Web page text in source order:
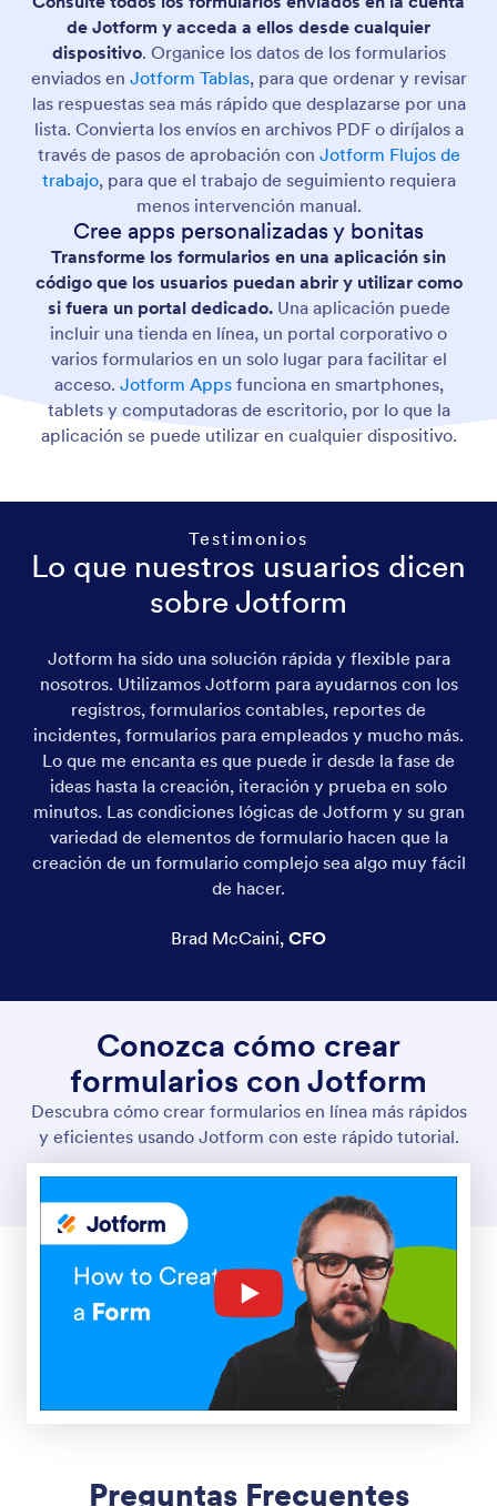
de Jotform y acceda a ellos desde cualquier
dispositivo. Organice los datos de los formularios
enviados en Jotform Tablas, para que ordenar y revisar
las respuestas sea más rápido que desplazarse por una
lista. Convierta los envíos en archivos PDF o diríjalos a
través de pasos de aprobación con Jotform Flujos de
trabajo, para que el trabajo de seguimiento requiera
menos intervención manual.
Cree apps personalizadas y bonitas
Transforme los formularios en una aplicación sin
código que los usuarios puedan abrir y utilizar como
si fuera un portal dedicado. Una aplicación puede
incluir una tienda en línea, un portal corporativo o
varios formularios en un solo lugar para facilitar el
acceso. Jotform Appsfunciona en smartphones,
tablets y computadoras de escritorio, por lo que la
aplicación se puede utilizar en cualquier dispositivo.
Testimonios
Lo que nuestros usuarios dicen
sobre Jotform
Jotform ha sido una solución rápida y flexible para
nosotros. Utilizamos Jotform para ayudarnos con los
registros, formularios contables, reportes de
incidentes, formularios para empleados y mucho más.
Lo que me encanta es que puede ir desde la fase de
ideas hasta la creación, iteración y prueba en solo
minutos. Las condiciones lógicas de Jotform y su gran
variedad de elementos de formulario hacen que la
creación de un formulario complejo sea algo muy fácil
de hacer.
Brad McCaini, CFO
Conozca cómo crear
formularios con Jotform
Descubra cómo crear formularios en línea más rápidos
y eficientes usando Jotform con este rápido tutorial.
Preguntas Frecuentes